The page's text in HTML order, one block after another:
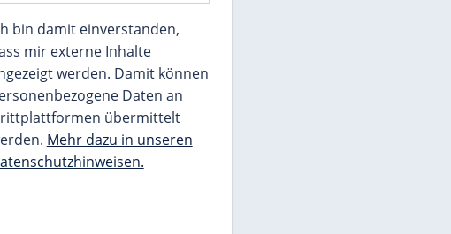
Inhalt von Glomex GmbH anzuzeigen. Sie
können diesen mit einem Klick anzeigen
jetzt aktivieren
Ich bin damit einverstanden,
dass mir externe Inhalte